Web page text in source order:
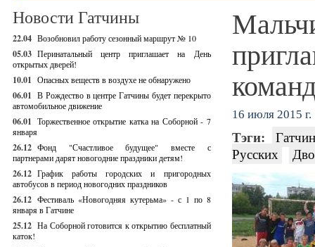
Новости Гатчины
22.04 Возобновил работу сезонный маршрут № 10
05.03 Перинатальный центр приглашает на День
открытых дверей!
10.01 Опасных веществ в воздухе не обнаружено
06.01 В Рождество в центре Гатчины будет перекрыто
автомобильное движение
06.01 Торжественное открытие катка на Соборной - 7
января
26.12 Фонд "Счастливое будущее" вместе с
партнерами дарят новогодние праздники детям!
26.12 График работы городских и пригородных
автобусов в период новогодних праздников
26.12 Фестиваль «Новогодняя кутерьма» - с 1 по 8
января в Гатчине
25.12 На Соборной готовится к открытию бесплатный
каток!
16 июля 2015 г.
Тэги:
Русских